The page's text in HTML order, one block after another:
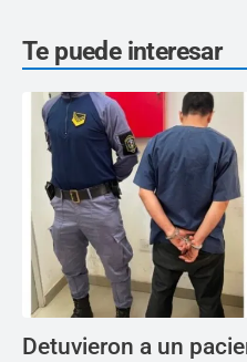
Te puede interesar
Detuvieron a un